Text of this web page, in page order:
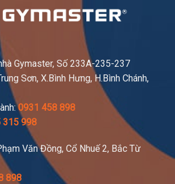
Gymaster, Số 233A-235-237
Sơn, X.Bình Hưng, H.Bình Chánh,
0931 458 898
315 998
Văn Đồng, Cổ Nhuế 2, Bắc Từ
898